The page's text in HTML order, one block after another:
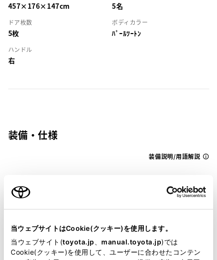
当ウェブサイトはCookie(クッキー)を使用します。
当ウェブサイト(toyota.jp manual.toyota.jp)では
Cookie(クッキー)を使用して、ユーザーに合わせたコンテン
457×176×147cm 5名
ドア枚数
5枚
ボディカラー
ﾊﾟｰﾙﾂｰﾄﾝ
ハンドル
右
装備・仕様
装備説明/用語解説
パワーウィンドウ